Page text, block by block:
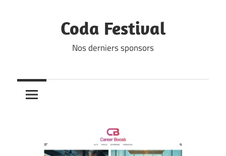
Coda Festival
Nos derniers sponsors